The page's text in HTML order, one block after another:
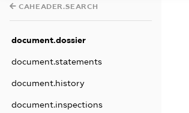
CAHEADER.SEARCH
document.dossier
document.statements
document.history
document.inspections